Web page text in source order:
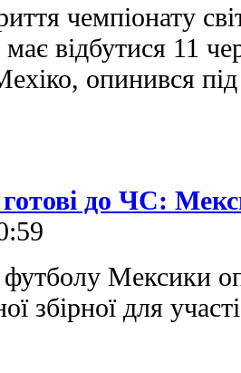
чемпіонату
відбутися 11
опинився
готові до ЧС:
футболу Мексики
збірної для